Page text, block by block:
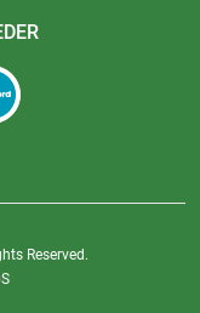
Reserved.